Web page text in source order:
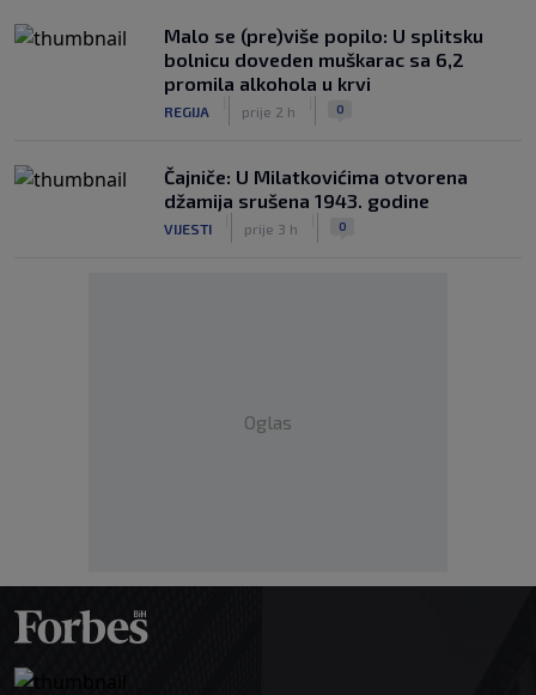
Malo se (pre)više popilo: U splitsku
bolnicu doveden muškarac sa 6,2
promila alkohola u krvi
REGIJA prije 2 h 0
Čajniče: U Milatkovićima otvorena
džamija srušena 1943. godine
VIJESTI prije 3 h 0
Oglas